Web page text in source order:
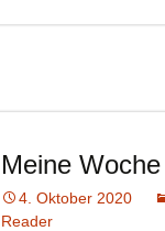
Meine Woche
4. Oktober 2020
Reader